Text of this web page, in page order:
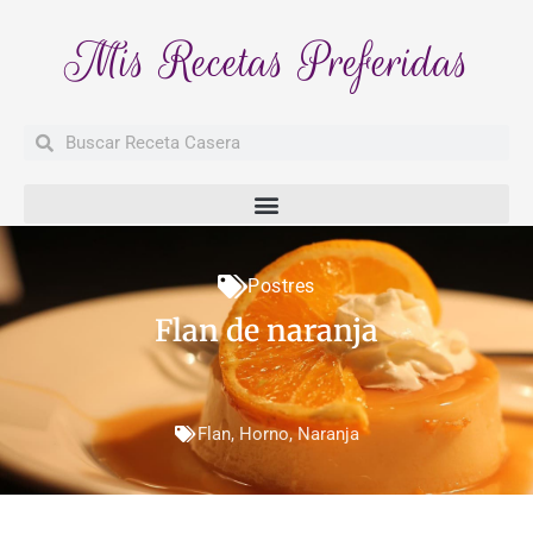
Mis Recetas Preferidas
BuscarBuscar
Postres
Flan de naranja
Flan, Horno,Naranja